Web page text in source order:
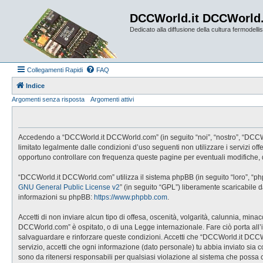
DCCWorld.it
Dedicato alla diffusione della cultura
Collegamenti Rapidi FAQ
Indice
Argomenti senza risposta
Argomenti attivi
Accedendo a “DCCWorld.it DCCWorld.com” (in seguito “noi”, “nostro”,
limitato legalmente dalle condizioni d’uso seguenti non utilizzare i servizi
opportuno controllare con frequenza queste pagine per eventuali
“DCCWorld.it DCCWorld.com” utilizza il sistema phpBB (in seguito “loro”,
GNU General Public License v2” (in seguito “GPL”) liberamente scaricabile
informazioni su phpBB: https://www.phpbb.com.
Accetti di non inviare alcun tipo di offesa, oscenità, volgarità, calunnia,
DCCWorld.com” è ospitato, o di una Legge internazionale. Fare ciò porta
salvaguardare e rinforzare queste condizioni. Accetti che “DCCWorld.it
servizio, accetti che ogni informazione (dato personale) tu abbia inviato sia
sono da ritenersi responsabili per qualsiasi violazione al sistema che possa